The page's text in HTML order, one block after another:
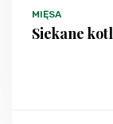
MIĘSA
Siekane